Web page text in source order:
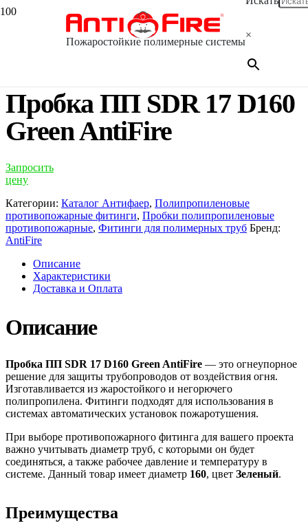
Пожаростойкие полимерные системы
×
Каталог/ Фитинги для полимерных
Полипропиленовые противопожарные
Пробки полипропиленовые
/ Пробка ПП SDR 17 D160 Green AntiFire
Пробка ПП SDR 17 D160
Green AntiFire
Запросить
цену
Категории: Каталог Антифаер, Полипропиленовые
противопожарные фитинги, Пробки полипропиленовые
противопожарные, Фитинги для полимерных труб Бренд:
AntiFire
Описание
Характеристики
Доставка и Оплата
Описание
Пробка ПП SDR 17 D160 Green AntiFire — это огнеупорное
решение для защиты трубопроводов от воздействия огня.
Изготавливается из жаростойкого и негорючего
полипропилена. Фитинги подходят для использования в
системах автоматических установок пожаротушения.
При выборе противопожарного фитинга для вашего проекта
важно учитывать диаметр труб, с которыми он будет
соединяться, а также рабочее давление и температуру в
системе. Данный товар имеет диаметр 160, цвет Зеленый.
Преимущества